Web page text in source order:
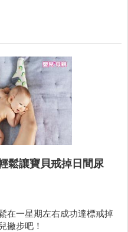
鬆讓寶貝戒掉日間尿
在一星期左右成功達標戒掉
撇步吧！